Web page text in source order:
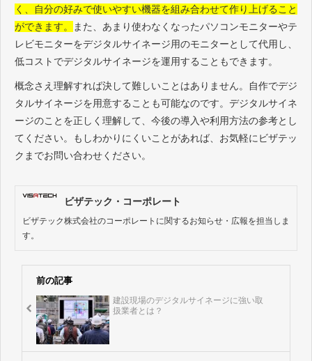
く、自分の好みで使いやすい機器を組み合わせて作り上げること
ができます。
また、あまり使わなくなったパソコンモニターやテ
レビモニターをデジタルサイネージ用のモニターとして代用し、
低コストでデジタルサイネージを運用することもできます。
概念さえ理解すれば決して難しいことはありません。自作でデジ
タルサイネージを用意することも可能なのです。デジタルサイネ
ージのことを正しく理解して、今後の導入や利用方法の参考とし
てください。もしわかりにくいことがあれば、お気軽にビザテッ
クまでお問い合わせください。
ビザテック・コーポレート
ビザテック株式会社のコーポレートに関するお知らせ・広報を担当しま
す。
前の記事
建設現場のデジタルサイネージに強い取
扱業者とは？